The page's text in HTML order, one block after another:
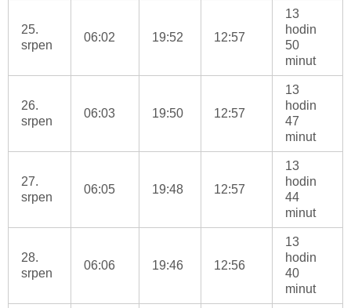
25.
srpen
06:02 19:52 12:57
13
hodin
50
minut
26.
srpen
06:03 19:50 12:57
13
hodin
47
minut
27.
srpen
06:05 19:48 12:57
13
hodin
44
minut
28.
srpen
06:06 19:46 12:56
13
hodin
40
minut